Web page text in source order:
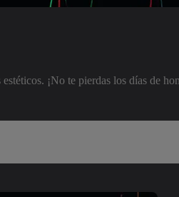
¡No te pierdas los días de